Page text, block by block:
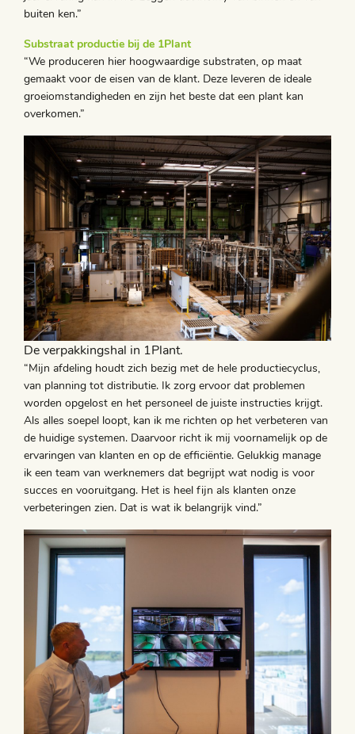
buiten ken.”
Substraat productie bij de 1Plant
“We produceren hier hoogwaardige substraten, op maat
gemaakt voor de eisen van de klant. Deze leveren de ideale
groeiomstandigheden en zijn het beste dat een plant kan
overkomen.”
De verpakkingshal in 1Plant.
“Mijn afdeling houdt zich bezig met de hele productiecyclus,
van planning tot distributie. Ik zorg ervoor dat problemen
worden opgelost en het personeel de juiste instructies krijgt.
Als alles soepel loopt, kan ik me richten op het verbeteren van
de huidige systemen. Daarvoor richt ik mij voornamelijk op de
ervaringen van klanten en op de efficiëntie. Gelukkig manage
ik een team van werknemers dat begrijpt wat nodig is voor
succes en vooruitgang. Het is heel fijn als klanten onze
verbeteringen zien. Dat is wat ik belangrijk vind.”